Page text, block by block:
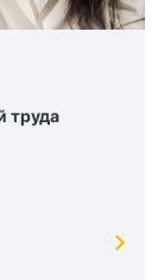
труда